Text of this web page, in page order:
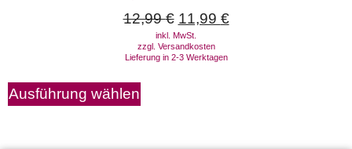
12,99€ 11,99 €
inkl. MwSt.
zzgl. Versandkosten
Lieferung in 2-3 Werktagen
Ausführung wählen